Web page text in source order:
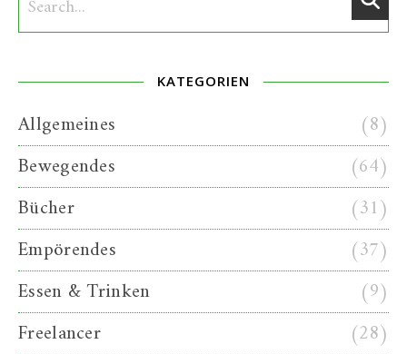
KATEGORIEN
Allgemeines
(8)
Bewegendes
(64)
Bücher
(31)
Empörendes
(37)
Essen & Trinken
(9)
Freelancer
(28)